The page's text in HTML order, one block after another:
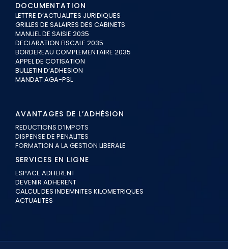
DOCUMENTATION
LETTRE D’ACTUALITES JURIDIQUES
GRILLES DE SALAIRES DES CABINETS
MANUEL DE SAISIE 2035
DECLARATION FISCALE 2035
BORDEREAU COMPLEMENTAIRE 2035
APPEL DE COTISATION
BULLETIN D’ADHESION
MANDAT AGA-PSL
AVANTAGES DE L’ADHÉSION
REDUCTIONS D’IMPOTS
DISPENSE DE PENALITES
FORMATION A LA GESTION LIBERALE
SERVICES EN LIGNE
ESPACE ADHERENT
DEVENIR ADHERENT
CALCUL DES INDEMNITES KILOMETRIQUES
ACTUALITES